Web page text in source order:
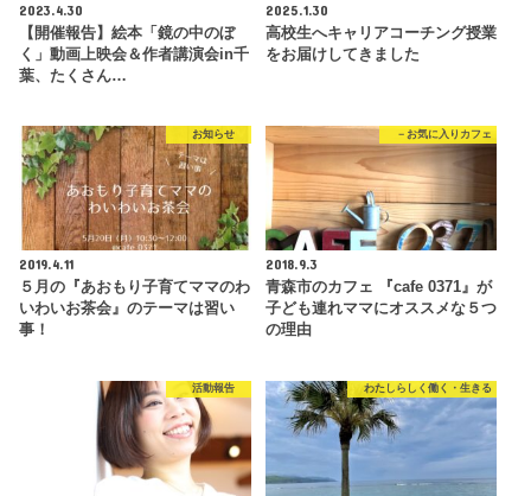
2023.4.30
【開催報告】絵本「鏡の中のぼ
く」動画上映会＆作者講演会in千
葉、たくさん…
2025.1.30
高校生へキャリアコーチング授業
をお届けしてきました
お知らせ
2019.4.11
５月の『あおもり子育てママのわ
いわいお茶会』のテーマは習い
事！
－お気に入りカフェ
2018.9.3
青森市のカフェ 『cafe 0371』が
子ども連れママにオススメな５つ
の理由
活動報告 わたしらしく働く・生きる